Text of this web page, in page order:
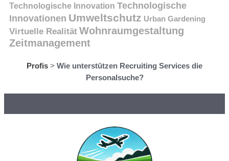
Technologische Innovation Technologische
Innovationen Umweltschutz Urban Gardening
Virtuelle Realität Wohnraumgestaltung
Zeitmanagement
Profis > Wie unterstützen Recruiting Services die
Personalsuche?